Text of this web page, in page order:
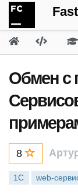
Обмен с
8
1С web-